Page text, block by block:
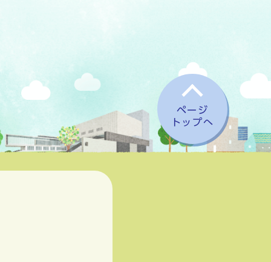
ページ
トップへ